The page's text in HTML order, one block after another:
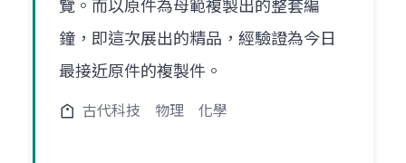
覽。而以原件為母範複製出的整套編
鐘，即這次展出的精品，經驗證為今日
最接近原件的複製件。
古代科技 物理 化學